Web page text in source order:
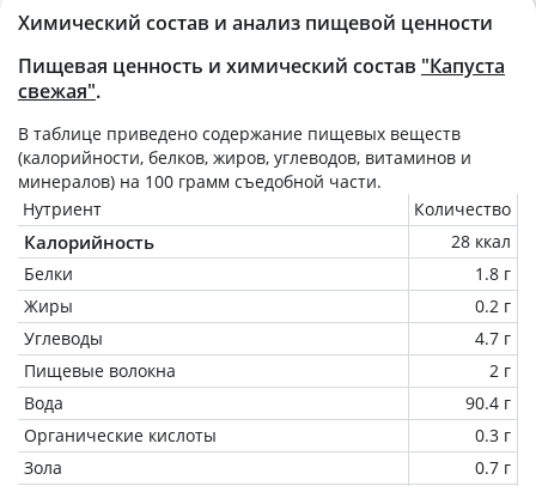
Химический состав и анализ пищевой ценности
Пищевая ценность и химический состав "Капуста
свежая".
В таблице приведено содержание пищевых веществ
(калорийности, белков, жиров, углеводов, витаминов и
минералов) на 100 грамм съедобной части.
Нутриент
Количество
Калорийность
28 ккал
Белки
1.8 г
Жиры
0.2 г
Углеводы
4.7 г
Пищевые волокна
2 г
Вода
90.4 г
Органические кислоты
0.3 г
Зола
0.7 г